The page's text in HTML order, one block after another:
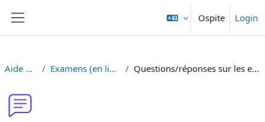
Ospite Login
Aide Moodle - Moodle Hilfe Examens (en ligne et sur papier) - Prüfungen (Online und Offline) Questions/réponses sur les examens en ligne avec Moodle - Fragen/Antworten zu Online Prüfungen mit Moodle